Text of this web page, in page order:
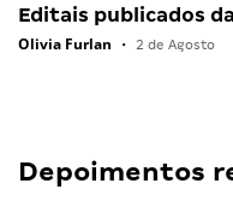
Editais publicados
Olivia Furlan • 2 de Agosto
Depoimentos